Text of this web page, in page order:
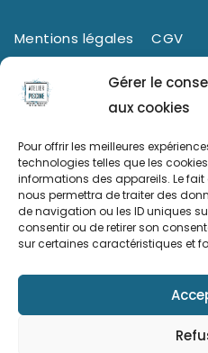
Gérer le
aux cookies
Pour offrir les meilleures
technologies telles que les
informations des appareils. Le
nous permettra de traiter des
de navigation ou les ID uniques
consentir ou de retirer son
sur certaines caractéristiques et
Mentions légales
CGV
Politique de confidentialité
cadre de la réponse de
COVID-19. L’Europe s’engage